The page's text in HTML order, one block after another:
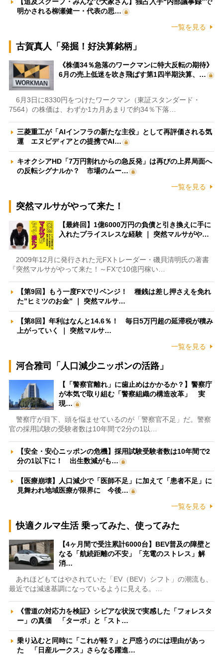
明かされる柳瀬健一・代表の思…
一覧を見る
古賀真人「発掘！好決算銘柄」
《株価34％急落のワークマンに特大反転の期待》
6月の売上低迷を吹き飛ばす第1四半期決算、…
6月3日に8330円をつけたワークマン（東証スタンダード・
7564）の株価は、わずか1カ月あまりで約34％下落…
三菱重工が「AIインフラの新たな主役」として再評価される気
運 エヌビディアとの提携でAI…
キオクシアHD「7万円割れからの急反発」は再びの上昇局面へ
の反転シグナルか？ 市場のムー…
一覧を見る
突然マルサがやって来た！
【最終回】1億6000万円の負債と引き換えに手に
入れたプライスレスな経験 ｜ 突然マルサがや…
2009年12月に発行された元FXトレーダー・磯貝清明氏の著書
『突然マルサがやって来た！～FXで10億円稼い…
【第9回】もう一度FXでリベンジ！ 種銭は差し押さえを免れ
た”ヒミツのお金” ｜ 突然マルサ…
【第8回】年利はなんと14.6％！ 毎日5万円超の延滞税が積み
上がっていく ｜ 突然マルサ…
一覧を見る
河合雅司「人口減少ニッポンの活路」
【「警察官離れ」に歯止めはかかるか？】警察庁
が本気で取り組む「警察組織の構造改革」 実
現…
警察庁が目下、頭を悩ませているのが「警察官不足」だ。警察
官の採用試験の受験者数は10年間で2分の1以…
【安全・安心ニッポンの危機】採用試験受験者数は10年間で2
分の1以下に！ 出生数減がも…
【医療崩壊】人口減少で「医師不足」に加えて「患者不足」に
見舞われ地域医療が限界に 今後…
一覧を見る
快適クルマ生活 乗ってみた、使ってみた
【4ヶ月間で受注累計6000台】BEV普及の障壁と
なる「航続距離の不安」「充電のストレス」解
消…
あれほどもてはやされていた「EV（BEV）シフト」の潮流も、
最近では減速基調になっているように見える。…
《雪道の対応力を検証》シビアな状況で実感した「フォレスタ
ー」の真価 「ターボ」と「スト…
乗り込むと同時に「これが軽？」と戸惑うのには理由があっ
た 「日産ルークス」さらなる躍進…